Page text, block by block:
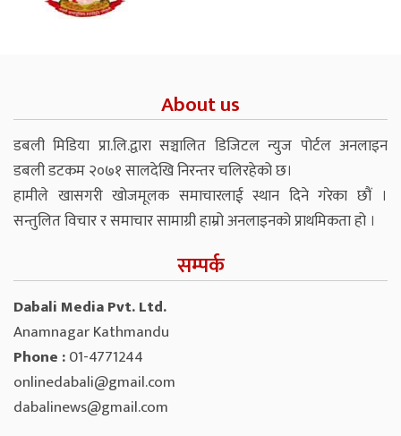
About us
डबली मिडिया प्रा.लि.द्वारा सञ्चालित डिजिटल न्युज पोर्टल अनलाइन
डबली डटकम २०७१ सालदेखि निरन्तर चलिरहेको छ।
हामीले खासगरी खोजमूलक समाचारलाई स्थान दिने गरेका छौं ।
सन्तुलित विचार र समाचार सामाग्री हाम्रो अनलाइनको प्राथमिकता हो ।
सम्पर्क
Dabali Media Pvt. Ltd.
Anamnagar Kathmandu
Phone :01-4771244
onlinedabali@gmail.com
dabalinews@gmail.com